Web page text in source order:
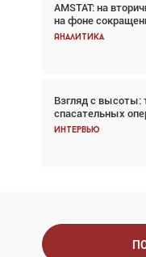
AMSTAT: на
на фоне
Аналитика
Взгляд с высоты:
спасательных
Интервью
В городах
хотя общий
Аналитика
Частный самолёт
покупке
Интервью